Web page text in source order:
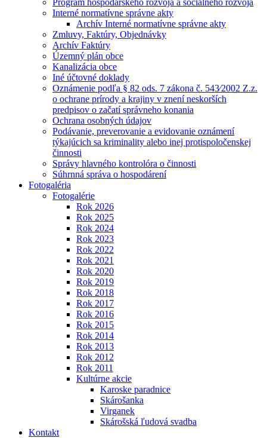
Program hospodárskeho rozvoja a sociálneho rozvoja
Interné normatívne správne akty
Archív Interné normatívne správne akty
Zmluvy, Faktúry, Objednávky
Archív Faktúry
Územný plán obce
Kanalizácia obce
Iné účtovné doklady
Oznámenie podľa § 82 ods. 7 zákona č. 543⁄2002 Z.z.
o ochrane prírody a krajiny v znení neskorších
predpisov o začatí správneho konania
Ochrana osobných údajov
Podávanie, preverovanie a evidovanie oznámení
týkajúcich sa kriminality alebo inej protispoločenskej
činnosti
Správy hlavného kontrolóra o činnosti
Súhrnná správa o hospodárení
Fotogaléria
Fotogalérie
Rok 2026
Rok 2025
Rok 2024
Rok 2023
Rok 2022
Rok 2021
Rok 2020
Rok 2019
Rok 2018
Rok 2017
Rok 2016
Rok 2015
Rok 2014
Rok 2013
Rok 2012
Rok 2011
Kultúrne akcie
Karoske paradnice
Skárošanka
Virganek
Skárošská ľudová svadba
Kontakt